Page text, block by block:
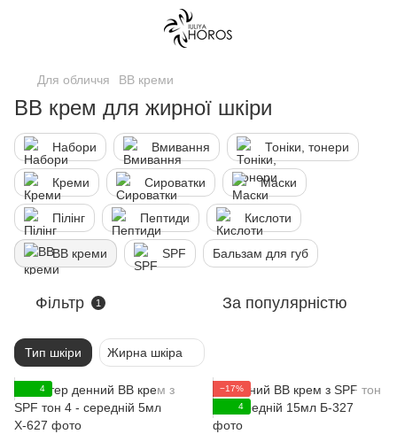
Для обличчя ВВ креми
BB крем для жирної шкіри
Набори Вмивання Тоніки, тонери
Креми Сироватки Маски
Пілінг Пептиди Кислоти
ВВ креми SPF Бальзам для губ
Фільтр 1 За популярністю
Тип шкіри Жирна шкіра
4
−17%
4